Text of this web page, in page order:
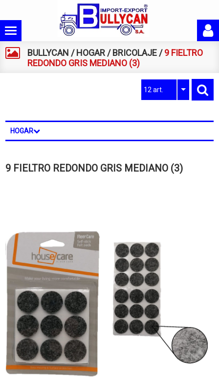
BULLYCAN /HOGAR /BRICOLAJE /9 FIELTRO
REDONDO GRIS MEDIANO (3)
12 art.
HOGAR
9 FIELTRO REDONDO GRIS MEDIANO (3)